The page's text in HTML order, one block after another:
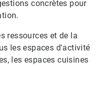
concrètes pour
ressources et de la
les espaces d'activité
les espaces cuisines